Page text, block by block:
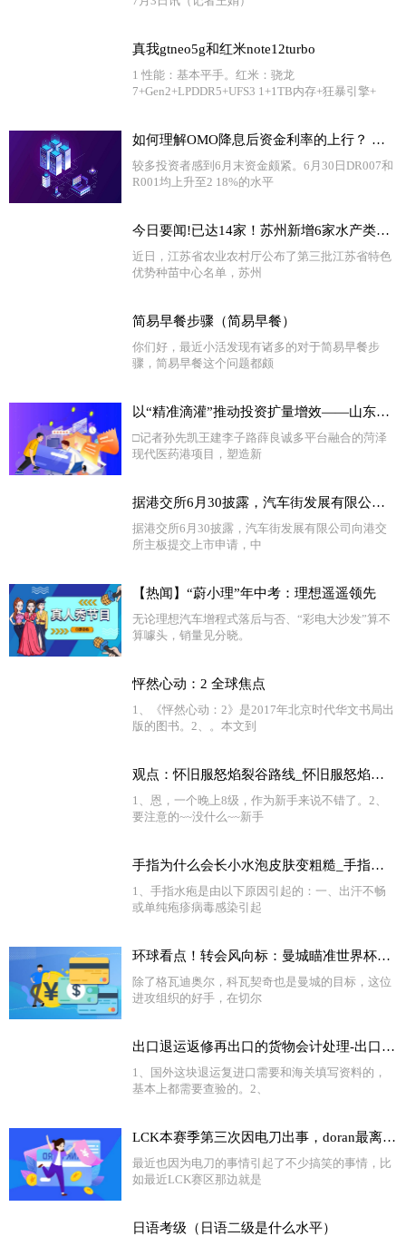
真我gtneo5g和红米note12turbo
1 性能：基本平手。红米：骁龙
7+Gen2+LPDDR5+UFS3 1+1TB内存+狂暴引擎+
如何理解OMO降息后资金利率的上行？ 全球新消息
较多投资者感到6月末资金颇紧。6月30日DR007和
R001均上升至2 18%的水平
今日要闻!已达14家！苏州新增6家水产类省级特色优势种苗中心
近日，江苏省农业农村厅公布了第三批江苏省特色
优势种苗中心名单，苏州
简易早餐步骤（简易早餐）
你们好，最近小活发现有诸多的对于简易早餐步
骤，简易早餐这个问题都颇
以“精准滴灌”推动投资扩量增效——山东省绿色低碳高质量发展重点项目现场观摩札记②
□记者孙先凯王建李子路薛良诚多平台融合的菏泽
现代医药港项目，塑造新
据港交所6月30披露，汽车街发展有限公司向港交所主板提交上市申请，中信证券、海通国际为其联席保荐人 独家
据港交所6月30披露，汽车街发展有限公司向港交
所主板提交上市申请，中
【热闻】“蔚小理”年中考：理想遥遥领先
无论理想汽车增程式落后与否、“彩电大沙发”算不
算噱头，销量见分晓。
怦然心动：2 全球焦点
1、《怦然心动：2》是2017年北京时代华文书局出
版的图书。2、。本文到
观点：怀旧服怒焰裂谷路线_怀旧服怒焰裂谷多少级能进
1、恩，一个晚上8级，作为新手来说不错了。2、
要注意的~~没什么~~新手
手指为什么会长小水泡皮肤变粗糙_手指为什么会长小水泡
1、手指水疱是由以下原因引起的：一、出汗不畅
或单纯疱疹病毒感染引起
环球看点！转会风向标：曼城瞄准世界杯超新星 姆巴佩或成新标王
除了格瓦迪奥尔，科瓦契奇也是曼城的目标，这位
进攻组织的好手，在切尔
出口退运返修再出口的货物会计处理-出口国外货物退运返修怎么办 怎样办理退运-世界今头条
1、国外这块退运复进口需要和海关填写资料的，
基本上都需要查验的。2、
LCK本赛季第三次因电刀出事，doran最离谱，还有人被禁赛
最近也因为电刀的事情引起了不少搞笑的事情，比
如最近LCK赛区那边就是
日语考级（日语二级是什么水平）